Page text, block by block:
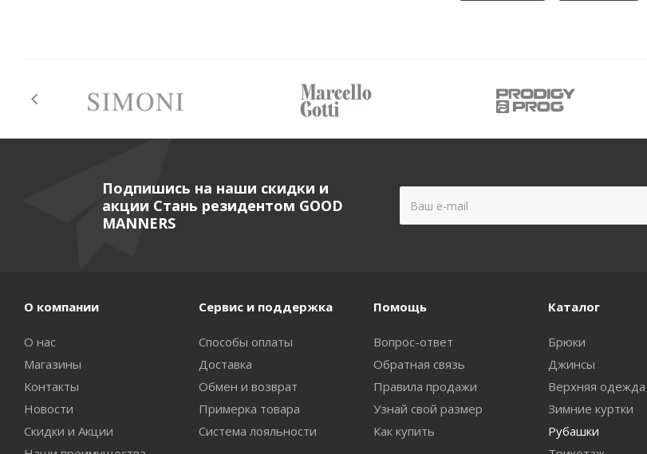
Подпишись на наши скидки и
акции Стань резидентом GOOD
MANNERS
О компании
О нас
Магазины
Контакты
Новости
Скидки и Акции
Сервис и поддержка
Способы оплаты
Доставка
Обмен и возврат
Примерка товара
Система лояльности
Помощь
Вопрос-ответ
Обратная связь
Правила продажи
Узнай свой размер
Как купить
Каталог
Брюки
Джинсы
Верхняя одежда
Зимние куртки
Рубашки